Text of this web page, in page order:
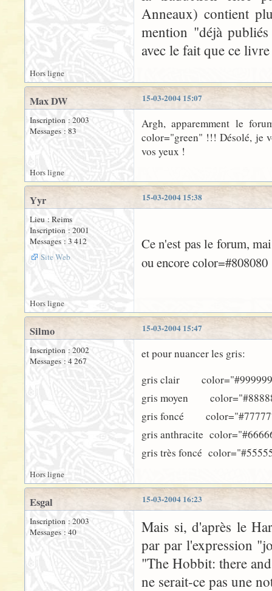
Anneaux) contient
mention "déjà
avec le fait que ce
Hors ligne
15-03-2004 15:07
Max DW
Inscription : 2003
Messages : 83
Argh, apparemment le
color="green" !!! Désolé, je
vos yeux !
Hors ligne
15-03-2004 15:38
Yyr
Lieu : Reims
Inscription : 2001
Messages : 3 412
Site Web
Ce n'est pas le forum,
ou encore color=#808080
Hors ligne
15-03-2004 15:47
Silmo
Inscription : 2002
Messages : 4 267
et pour nuancer les gris:
gris clair
gris moyen
gris foncé
gris anthracite
gris très foncé
Hors ligne
15-03-2004 16:23
Esgal
Inscription : 2003
Messages : 40
Mais si, d'après le
par par l'expression
"The Hobbit: there
ne serait-ce pas une